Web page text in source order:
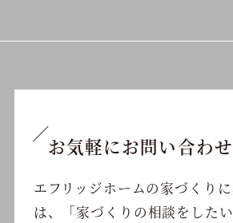
お気軽にお問い合わ
エフリッジホームの家づくり
は、
「家づくりの相談をした